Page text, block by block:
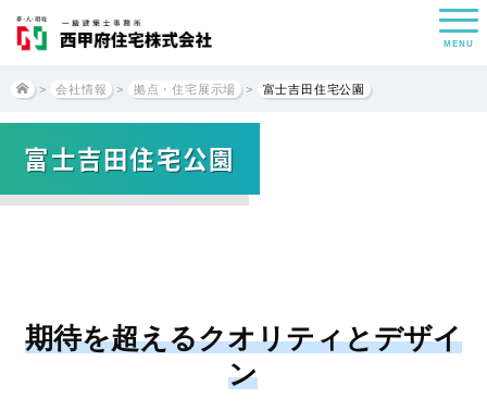
MENU
> 会社情報 > 拠点・住宅展示場 > 富士吉田住宅公園
富士吉田住宅公園
期待を超えるクオリティとデザイ
ン